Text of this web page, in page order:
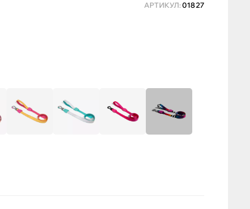
АРТИКУЛ: 01827